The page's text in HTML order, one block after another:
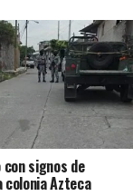
signos de
colonia Azteca